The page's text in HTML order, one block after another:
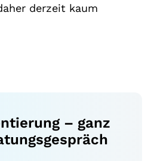
derzeit kaum
– ganz